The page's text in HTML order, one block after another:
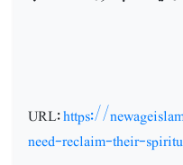
URL:https://
need-reclaim-their-